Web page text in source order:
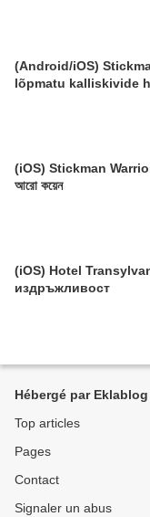
(Android/iOS)
lõpmatu kalliskivide
(iOS) Stickman
আরো কয়েন
(iOS) Hotel
издръжливост
Hébergé par Eklablog
Top articles
Pages
Contact
Signaler un abus